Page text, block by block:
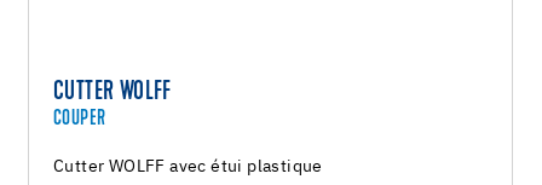
CUTTER WOLFF
COUPER
Cutter WOLFF avec étui plastique